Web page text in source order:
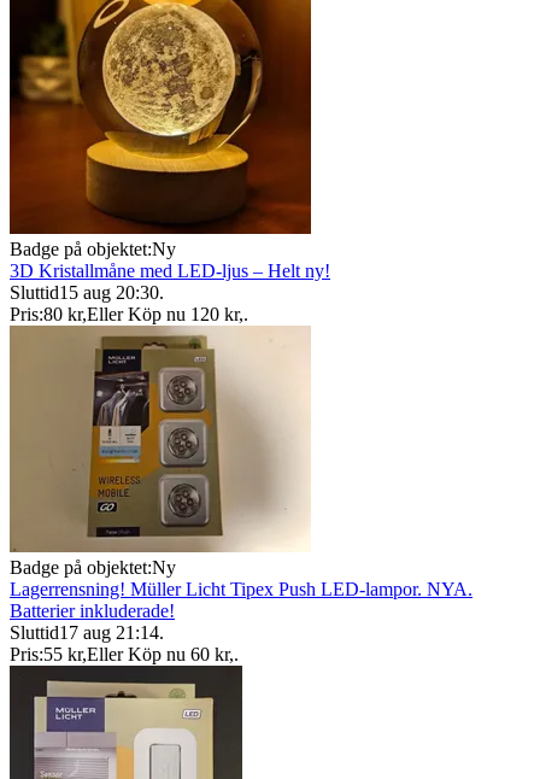
Badge på objektet:Ny
3D Kristallmåne med LED-ljus – Helt ny!
Sluttid15 aug 20:30.
Pris:80 kr,Eller Köp nu 120 kr,.
Badge på objektet:Ny
Lagerrensning! Müller Licht Tipex Push LED-lampor. NYA.
Batterier inkluderade!
Sluttid17 aug 21:14.
Pris:55 kr,Eller Köp nu 60 kr,.